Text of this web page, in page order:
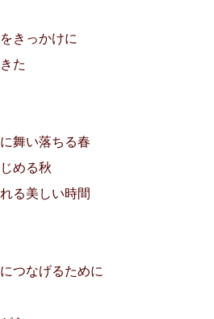
きっかけに
た
舞い落ちる春
める秋
る美しい時間
つなげるために